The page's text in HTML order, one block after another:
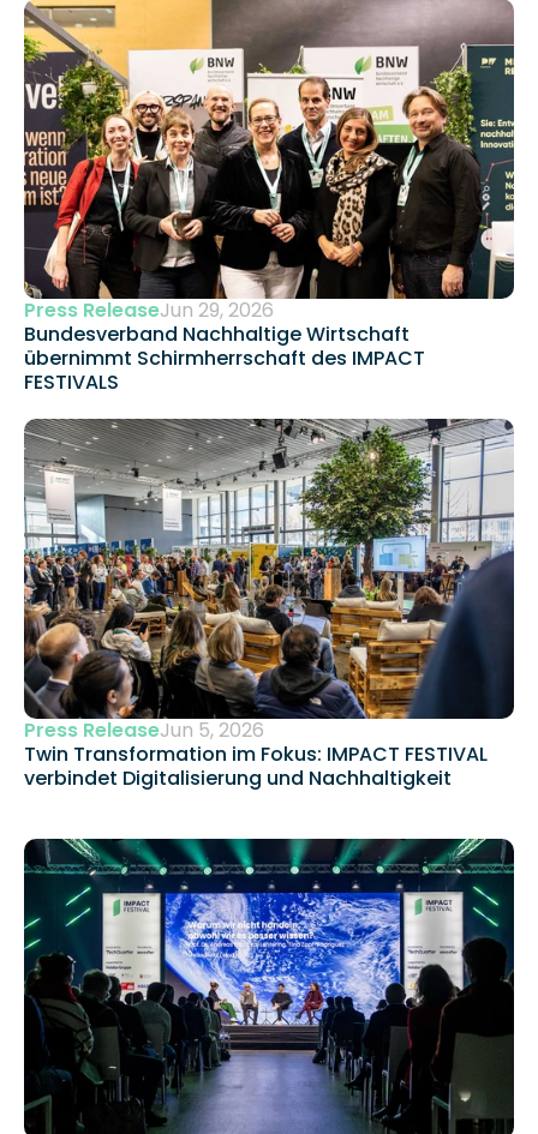
Press ReleaseJun 29, 2026
Bundesverband Nachhaltige Wirtschaft
übernimmt Schirmherrschaft des IMPACT
FESTIVALS
Press ReleaseJun 5, 2026
Twin Transformation im Fokus: IMPACT FESTIVAL
verbindet Digitalisierung und Nachhaltigkeit